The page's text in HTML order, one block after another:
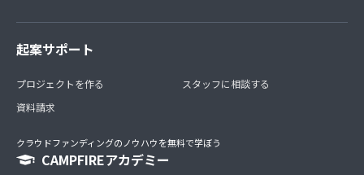
起案サポート
プロジェクトを作る
資料請求
スタッフに相談する
クラウドファンディングのノウハウを無料で学ぼう
CAMPFIREアカデミー